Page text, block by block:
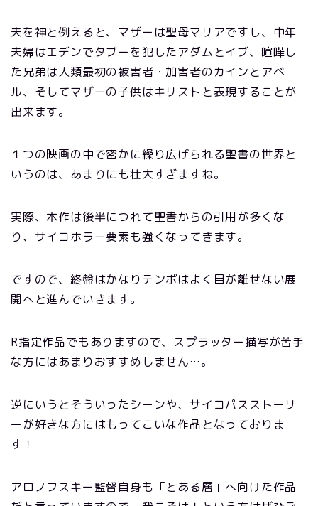
夫を神と例えると、マザーは聖母マリアですし、中年
夫婦はエデンでタブーを犯したアダムとイブ、喧嘩し
た兄弟は人類最初の被害者・加害者のカインとアベ
ル、そしてマザーの子供はキリストと表現することが
出来ます。
１つの映画の中で密かに繰り広げられる聖書の世界と
いうのは、あまりにも壮大すぎますね。
実際、本作は後半につれて聖書からの引用が多くな
り、サイコホラー要素も強くなってきます。
ですので、終盤はかなりテンポはよく目が離せない展
開へと進んでいきます。
R指定作品でもありますので、スプラッター描写が苦手
な方にはあまりおすすめしません…。
逆にいうとそういったシーンや、サイコパスストーリ
ーが好きな方にはもってこいな作品となっておりま
す！
アロノフスキー監督自身も「とある層」へ向けた作品